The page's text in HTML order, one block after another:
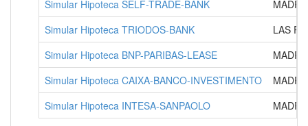
Simular Hipoteca SELF-TRADE-BANK
Simular Hipoteca TRIODOS-BANK
LAS
Simular Hipoteca BNP-PARIBAS-LEASE
Simular Hipoteca CAIXA-BANCO-INVESTIMENTO
Simular Hipoteca INTESA-SANPAOLO